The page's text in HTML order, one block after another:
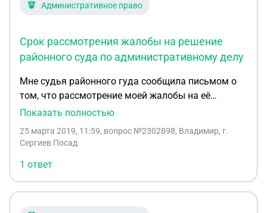
штрафа, контрольно-счетный орган абсолютно
лицо в установленный законом срок подало
жалобу на вынесенное постановление об
суд. Контрольно-счетный орган об апелляционной
жалобе никто не оповестил, копию жалобы никто
не присылал. ВОПРОС: если должностным лицом
обжалуется постановление мирового судьи,
вынесенное на основании протокола об
оповестить об этом орган, составивший
протокол? Если должны, то кто конкретно -
Административное право
Срок рассмотрения жалобы на решение
районного суда по административному делу
Мне судья районного гуда сообщила письмом о
том, что рассмотрение моей жалобы на её
решение назначено на 19 февраля 2019 года.
получил Подскажите мне о дальнейших моих
Показать полностью
25 марта 2019, 11:59, вопрос №2302898, Владимир, г.
Сергиев Посад
1 ответ